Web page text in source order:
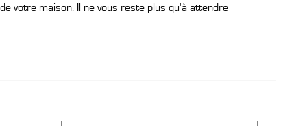
votre maison. Il ne vous reste plus qu'à attendre